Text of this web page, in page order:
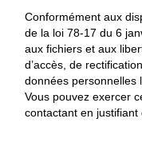
Conformément aux
de la loi 78-17 du 6
aux fichiers et aux
d’accès, de
données personnelles
Vous pouvez exercer
contactant en justifiant